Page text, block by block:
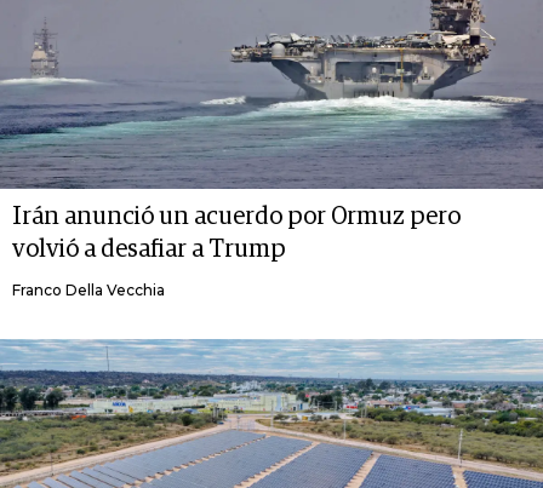
Irán anunció un acuerdo por Ormuz pero
volvió a desafiar a Trump
Franco Della Vecchia